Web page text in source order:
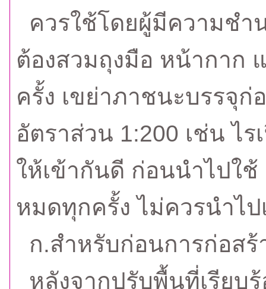
ควรใช้โดยผู้มีความชำ
ต้องสวมถุงมือ หน้ากาก
ครั้ง เขย่าภาชนะบรรจุ
อัตราส่วน 1:200 เช่น ไ
ให้เข้ากันดี ก่อนนำไปใ
หมดทุกครั้ง ไม่ควรนำไป
ก.สำหรับก่อนการก่อสร้
หลังจากปรับพื้นที่เรียบ